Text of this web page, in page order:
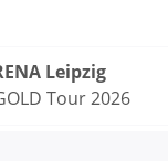
Leipzig
Tour 2026